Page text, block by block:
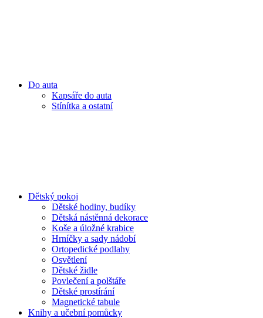
Do auta
Kapsáře do auta
Stínítka a ostatní
Dětský pokoj
Dětské hodiny, budíky
Dětská nástěnná dekorace
Koše a úložné krabice
Hrníčky a sady nádobí
Ortopedické podlahy
Osvětlení
Dětské židle
Povlečení a polštáře
Dětské prostírání
Magnetické tabule
Knihy a učební pomůcky